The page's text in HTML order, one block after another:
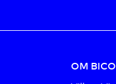
OM BICO